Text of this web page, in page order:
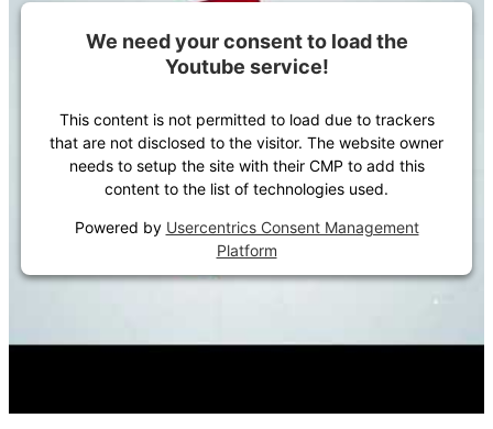
We need your consent to load the
Youtube service!
This content is not permitted to load due to trackers
that are not disclosed to the visitor. The website owner
needs to setup the site with their CMP to add this
content to the list of technologies used.
Powered by Usercentrics Consent Management
Platform